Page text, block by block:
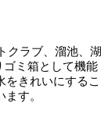
クラブ、溜池、湖
ミ箱として機能
きれいにするこ
す。